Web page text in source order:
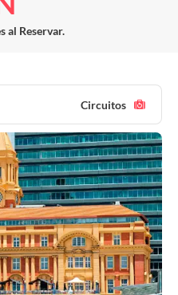
al Reservar.
Circuitos